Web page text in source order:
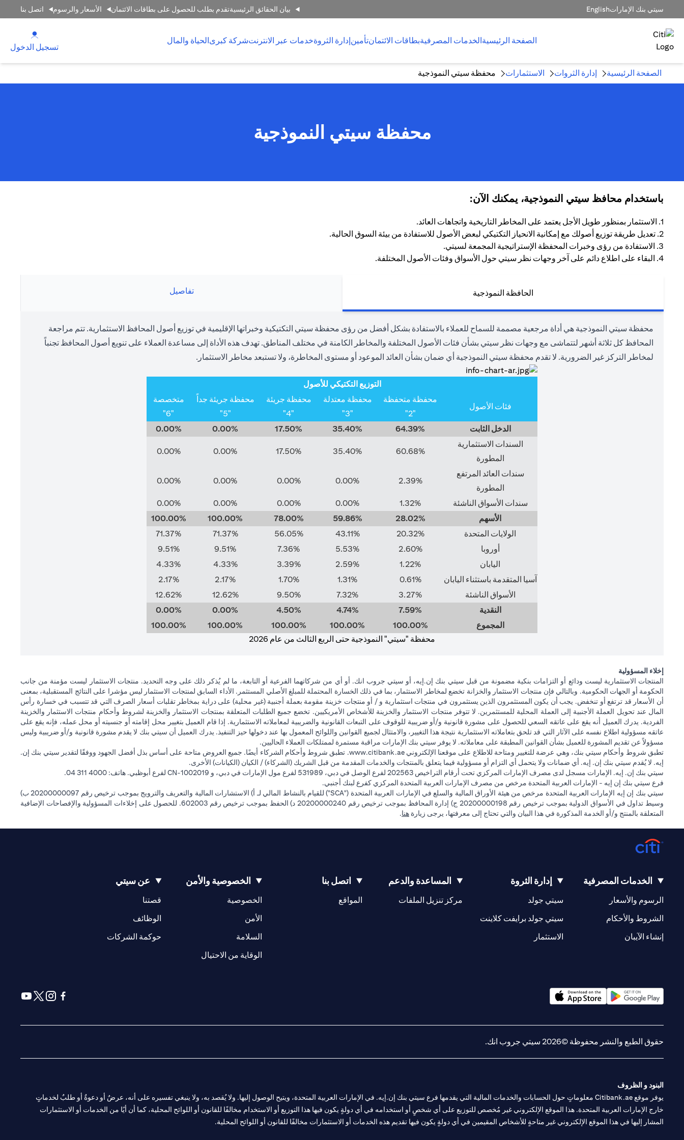
سيتي بنك الإماراتEnglish بيان الحقائق الرئيسيةتقدم بطلب للحصول على بطاقات الائتمان الأسعار والرسوم اتصل بنا
الصفحة الرئيسيةالخدمات المصرفيةبطاقات الائتمانتأمينإدارة الثروةخدمات عبر الانترنتشركة كبرىالحياة والمال
تسجيل الدخول
الصفحة الرئيسية إدارة الثروات الاستثمارات محفظة سيتي النموذجية
محفظة سيتي النموذجية
باستخدام محافظ سيتي النموذجية، يمكنك الآن:
1. الاستثمار بمنظور طويل الأجل يعتمد على المخاطر التاريخية واتجاهات العائد.
2. تعديل طريقة توزيع أصولك مع إمكانية الانحياز التكتيكي لبعض الأصول للاستفادة من بيئة السوق الحالية.
3. الاستفادة من رؤى وخبرات المحفظة الإستراتيجية المجمعة لسيتي.
4. البقاء على اطلاع دائم على آخر وجهات نظر سيتي حول الأسواق وفئات الأصول المختلفة.
الحافظة النموذجية تفاصيل
محفظة سيتي النموذجية هي أداة مرجعية مصممة للسماح للعملاء بالاستفادة بشكل أفضل من رؤى محفظة سيتي التكتيكية وخبراتها الإقليمية في توزيع أصول المحافظ الاستثمارية. تتم مراجعة
المحافظ كل ثلاثة أشهر لتتماشى مع وجهات نظر سيتي بشأن فئات الأصول المختلفة والمخاطر الكامنة في مختلف المناطق. تهدف هذه الأداة إلى مساعدة العملاء على تنويع أصول المحافظ تجنباً
لمخاطر التركز غير الضرورية. لا تقدم محفظة سيتي النموذجية أي ضمان بشأن العائد الموعود أو مستوى المخاطرة، ولا تستبعد مخاطر الاستثمار.
التوزيع التكتيكي للأصول
فئات الأصول
محفظة متحفظة
"2"
محفظة معتدلة
"3"
محفظة جريئة
"4"
محفظة جريئة جداً
"5"
متخصصة
"6"
الدخل الثابت
64.39%
35.40%
17.50%
0.00%
0.00%
السندات الاستثمارية
المطورة
60.68%
35.40%
17.50%
0.00%
0.00%
سندات العائد المرتفع
المطورة
2.39%
0.00%
0.00%
0.00%
0.00%
سندات الأسواق الناشئة 1.32%
0.00%
0.00%
0.00%
0.00%
الأسهم
28.02%
59.86%
78.00%
100.00%
100.00%
الولايات المتحدة
20.32%
43.11%
56.05%
71.37%
71.37%
أوروبا
2.60%
5.53%
7.36%
9.51%
9.51%
اليابان
1.22%
2.59%
3.39%
4.33%
4.33%
آسيا المتقدمة باستثناء اليابان
0.61%
1.31%
1.70%
2.17%
2.17%
الأسواق الناشئة
3.27%
7.32%
9.50%
12.62%
12.62%
النقدية
7.59%
4.74%
4.50%
0.00%
0.00%
المجموع
100.00%
100.00%
100.00%
100.00%
100.00%
محفظة "سيتي" النموذجية حتى الربع الثالث من عام 2026
إخلاء المسؤولية
المنتجات الاستثمارية ليست ودائع أو التزامات بنكية مضمونة من قبل سيتي بنك إن.إيه، أو سيتي جروب انك. أو أي من شركاتهما الفرعية أو التابعة، ما لم يُذكر ذلك على وجه التحديد. منتجات الاستثمار ليست مؤمنة من جانب
الحكومة أو الجهات الحكومية. وبالتالي فإن منتجات الاستثمار والخزانة تخضع لمخاطر الاستثمار، بما في ذلك الخسارة المحتملة للمبلغ الأصلي المستثمر. الأداء السابق لمنتجات الاستثمار ليس مؤشرا على النتائج المستقبلية، بمعنى
أن الأسعار قد ترتفع أو تنخفض. يجب أن يكون المستثمرون الذين يستثمرون في منتجات استثمارية و / أو منتجات خزينة مقومة بعملة أجنبية (غير محلية) على دراية بمخاطر تقلبات أسعار الصرف التي قد تتسبب في خسارة رأس
المال عند تحويل العملة الأجنبية إلى العملة المحلية للمستثمرين. لا تتوفر منتجات الاستثمار والخزينة للأشخاص الأمريكيين. تخضع جميع الطلبات المتعلقة بمنتجات الاستثمار والخزينة لشروط وأحكام منتجات الاستثمار والخزينة
الفردية. يدرك العميل أنه يقع على عاتقه السعي للحصول على مشورة قانونية و/أو ضريبية للوقوف على التبعات القانونية والضريبية لمعاملاته الاستثمارية. إذا قام العميل بتغيير محل إقامته أو جنسيته أو محل عمله، فإنه يقع على
عاتقه مسؤولية اطلاع نفسه على الآثار التي قد تلحق بتعاملاته الاستثمارية نتيجة هذا التغيير، والامتثال لجميع القوانين واللوائح المعمول بها عند دخولها حيز التنفيذ. يدرك العميل أن سيتي بنك لا يقدم مشورة قانونية و/أو ضريبية وليس
مسؤولاً عن تقديم المشورة للعميل بشأن القوانين المطبقة على معاملاته. لا يوفر سيتي بنك الإمارات مراقبة مستمرة لممتلكات العملاء الحاليين.
تطبق شروط وأحكام سيتي بنك، وهي عرضة للتغيير ومتاحة للاطلاع على موقعنا الإلكترونيwww.citibank.ae
(opens in a new tab). تطبق شروط وأحكام الشركاء أيضًا. جميع العروض متاحة على أساس بذل أفضل الجهود ووفقًا لتقدير سيتي بنك إن.
إيه. لا يُقدم سيتي بنك إن. إيه. أي ضمانات ولا يتحمل أي التزام أو مسؤولية فيما يتعلق بالمنتجات والخدمات المقدمة من قبل الشريك (الشركاء) / الكيان (الكيانات) الأخرى.
سيتي بنك إن. إيه. الإمارات مسجل لدى مصرف الإمارات المركزي تحت أرقام التراخيص 202563 لفرع الوصل في دبي، 531989 لفرع مول الإمارات في دبي، و CN-1002019 لفرع أبوظبي. هاتف: 4000 311 04.
فرع سيتي بنك إن إيه - الإمارات العربية المتحدة مرخص من مصرف الإمارات العربية المتحدة المركزي كفرع لبنك أجنبي.
سيتي بنك إن إيه الإمارات العربية المتحدة مرخص من هيئة الأوراق المالية والسلع في الإمارات العربية المتحدة ("SCA") للقيام بالنشاط المالي لـ أ) الاستشارات المالية والتعريف والترويج بموجب ترخيص رقم 20200000097 ب)
وسيط تداول في الأسواق الدولية بموجب ترخيص رقم 20200000198 ج) إدارة المحافظ بموجب ترخيص رقم 20200000240 د) الحفظ بموجب ترخيص رقم 602003. للحصول على إخلاءات المسؤولية والإفصاحات الإضافية
المتعلقة بالمنتج و/أو الخدمة المذكورة في هذا البيان والتي تحتاج إلى معرفتها، يرجى زيارة هنا.
الخدمات المصرفية
الرسوم والأسعار
الشروط والأحكام
إنشاء الآيبان
إدارة الثروة
سيتي جولد
سيتي جولد برايفت كلاينت
الاستثمار
المساعدة والدعم
مركز تنزيل الملفات
اتصل بنا
المواقع
(opens in a new tab)
الخصوصية والأمن
الخصوصية
الأمن
السلامة
الوقاية من الاحتيال
عن سيتي
قصتنا
(opens in a new tab)
الوظائف
(opens in a new tab)
حوكمة الشركات
(opens in a new tab)
حقوق الطبع والنشر محفوظة ©2026 سيتي جروب انك.
البنود و الظروف
يوفر موقع Citibank.ae معلوماتٍ حول الحسابات والخدمات المالية التي يقدمها فرع سيتي بنك إن.إيه. في الإمارات العربية المتحدة، ويتيح الوصول إليها. ولا يُقصد به، ولا ينبغي تفسيره على أنه، عرضٌ أو دعوةٌ أو طلبٌ لخدماتٍ
خارج الإمارات العربية المتحدة. هذا الموقع الإلكتروني غير مُخصص للتوزيع على أي شخصٍ أو استخدامه في أي دولةٍ يكون فيها هذا التوزيع أو الاستخدام مخالفًا للقانون أو اللوائح المحلية، كما أن أيًا من الخدمات أو الاستثمارات
المشار إليها في هذا الموقع الإلكتروني غير متاحةٍ للأشخاص المقيمين في أي دولةٍ يكون فيها تقديم هذه الخدمات أو الاستثمارات مخالفًا للقانون أو اللوائح المحلية.